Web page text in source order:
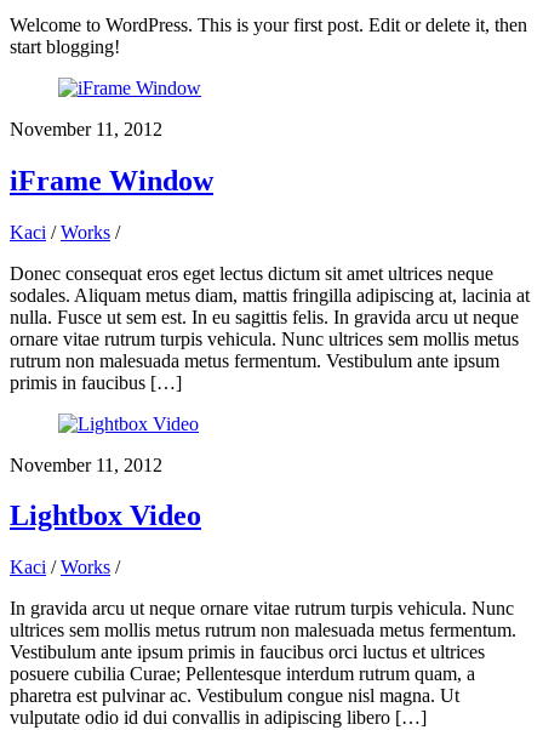
Welcome to WordPress. This is your first post. Edit or delete it, then
start blogging!
November 11, 2012
iFrame Window
Kaci / Works /
Donec consequat eros eget lectus dictum sit amet ultrices neque
sodales. Aliquam metus diam, mattis fringilla adipiscing at, lacinia at
nulla. Fusce ut sem est. In eu sagittis felis. In gravida arcu ut neque
ornare vitae rutrum turpis vehicula. Nunc ultrices sem mollis metus
rutrum non malesuada metus fermentum. Vestibulum ante ipsum
primis in faucibus […]
November 11, 2012
Lightbox Video
Kaci / Works /
In gravida arcu ut neque ornare vitae rutrum turpis vehicula. Nunc
ultrices sem mollis metus rutrum non malesuada metus fermentum.
Vestibulum ante ipsum primis in faucibus orci luctus et ultrices
posuere cubilia Curae; Pellentesque interdum rutrum quam, a
pharetra est pulvinar ac. Vestibulum congue nisl magna. Ut
vulputate odio id dui convallis in adipiscing libero […]